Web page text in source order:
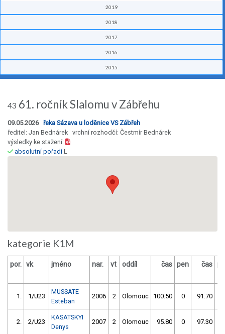
2019
2018
2017
2016
2015
43 61. ročník Slalomu v Zábřehu
09.05.2026 řeka Sázava u loděnice VS Zábřeh
ředitel: Jan Bednárek vrchní rozhodčí: Čestmír Bednárek
výsledky ke stažení:
absolutní pořadíL
kategorie K1M
por. vk jméno nar. vt oddíl čas pen čas
1. 1/U23
MUSSATE
Esteban
2006 2 Olomouc 100.50 0 91.70
2. 2/U23
KASATSKYI
Denys
2007 2 Olomouc 95.80 0 97.30